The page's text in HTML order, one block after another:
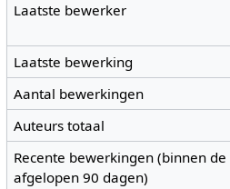
Laatste bewerker
Laatste bewerking
Aantal bewerkingen
Auteurs totaal
Recente bewerkingen (binnen de
afgelopen 90 dagen)